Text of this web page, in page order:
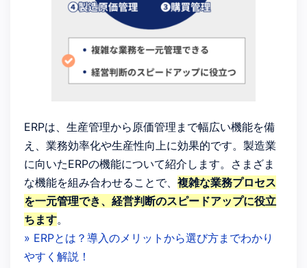
ERPは、生産管理から原価管理まで幅広い機能を備
え、業務効率化や生産性向上に効果的です。製造業
に向いたERPの機能について紹介します。さまざま
な機能を組み合わせることで、 複雑な業務プロセス
を一元管理でき、経営判断のスピードアップに役立
ちます。
» ERPとは？導入のメリットから選び方までわかり
やすく解説！